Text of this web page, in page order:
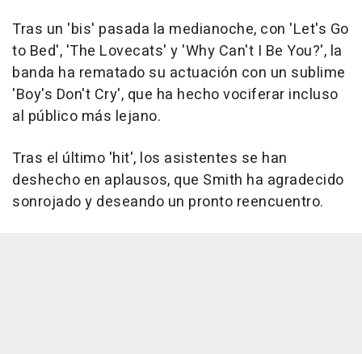
Tras un 'bis' pasada la medianoche, con 'Let's Go
to Bed', 'The Lovecats' y 'Why Can't I Be You?', la
banda ha rematado su actuación con un sublime
'Boy's Don't Cry', que ha hecho vociferar incluso
al público más lejano.
Tras el último 'hit', los asistentes se han
deshecho en aplausos, que Smith ha agradecido
sonrojado y deseando un pronto reencuentro.